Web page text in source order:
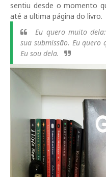
sentiu desde o momento
até a ultima página do livro.
Eu quero muito
sua submissão. Eu
Eu sou dela.